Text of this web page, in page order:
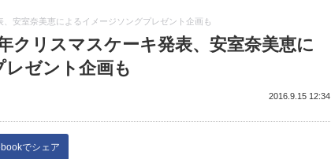
安室奈美恵によるイメージソングプレゼント企画も
クリスマスケーキ発表、安室奈美恵に
ゼント企画も
2016.9.15 12:34
でシェア